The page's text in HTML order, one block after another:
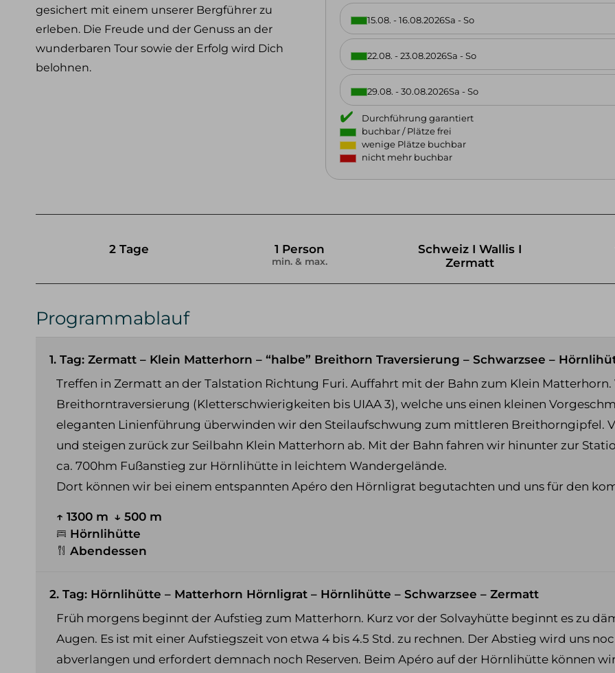
gesichert mit einem unserer Bergführer zu
erleben. Die Freude und der Genuss an der
wunderbaren Tour sowie der Erfolg wird Dich
belohnen.
15.08. - 16.08.2026Sa - So
22.08. - 23.08.2026Sa - So
29.08. - 30.08.2026Sa - So
Durchführung garantiert
buchbar / Plätze frei
wenige Plätze buchbar
nicht mehr buchbar
2 Tage 1 Person
min. & max.
Schweiz I Wallis I
Zermatt
Programmablauf
1. Tag: Zermatt – Klein Matterhorn – “halbe” Breithorn Traversierung – Schwarzsee –
Treffen in Zermatt an der Talstation Richtung Furi. Auffahrt mit der Bahn zum Klein
Breithorntraversierung (Kletterschwierigkeiten bis UIAA 3), welche uns einen kleinen
eleganten Linienführung überwinden wir den Steilaufschwung zum mittleren Breithorngipfel.
und steigen zurück zur Seilbahn Klein Matterhorn ab. Mit der Bahn fahren wir hinunter zur
ca. 700hm Fußanstieg zur Hörnlihütte in leichtem Wandergelände.
Dort können wir bei einem entspannten Apéro den Hörnligrat begutachten und uns für den
↑ 1300 m ↓ 500 m
Hörnlihütte
Abendessen
2. Tag: Hörnlihütte – Matterhorn Hörnligrat – Hörnlihütte – Schwarzsee – Zermatt
Früh morgens beginnt der Aufstieg zum Matterhorn. Kurz vor der Solvayhütte beginnt es zu
Augen. Es ist mit einer Aufstiegszeit von etwa 4 bis 4.5 Std. zu rechnen. Der Abstieg wird uns
abverlangen und erfordert demnach noch Reserven. Beim Apéro auf der Hörnlihütte können